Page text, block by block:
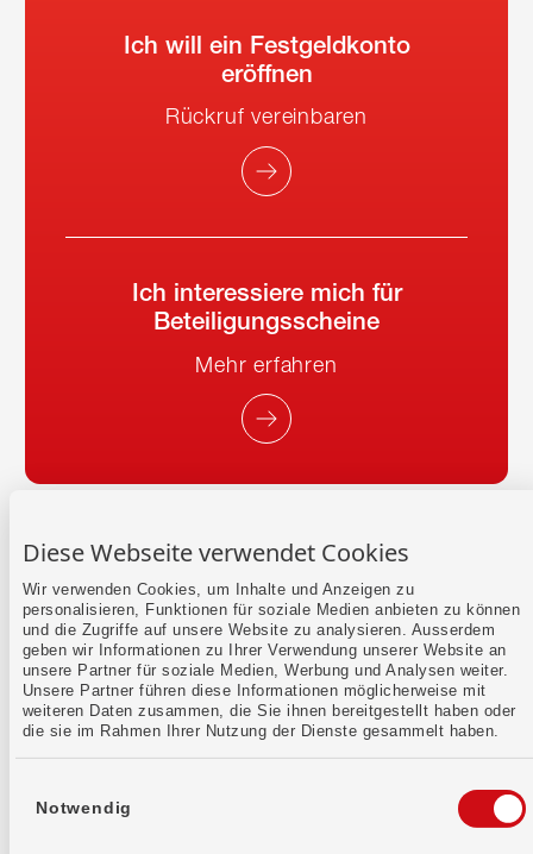
Diese Webseite verwendet Cookies
Wir verwenden Cookies, um Inhalte und Anzeigen zu
personalisieren, Funktionen für soziale Medien anbieten zu können
und die Zugriffe auf unsere Website zu analysieren. Ausserdem
geben wir Informationen zu Ihrer Verwendung unserer Website an
unsere Partner für soziale Medien, Werbung und Analysen weiter.
Unsere Partner führen diese Informationen möglicherweise mit
weiteren Daten zusammen, die Sie ihnen bereitgestellt haben oder
die sie im Rahmen Ihrer Nutzung der Dienste gesammelt haben.
Notwendig
Ich will ein Festgeldkonto
eröffnen
Rückruf vereinbaren
Ich interessiere mich für
Beteiligungsscheine
Mehr erfahren
Das könnte dich auch
interessieren